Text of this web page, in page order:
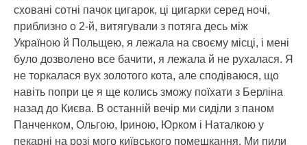
сховані сотні пачок цигарок, ці цигарки серед ночі,
приблизно о 2-й, витягували з потяга десь між
Україною й Польщею, я лежала на своєму місці, і мені
було дозволено все бачити, я лежала й не рухалася. Я
не торкалася вух золотого кота, але сподіваюся, що
навіть попри це я ще колись зможу поїхати з Берліна
назад до Києва. В останній вечір ми сиділи з паном
Панченком, Ольгою, Іриною, Юрком і Наталкою у
пекарні на розі мого київського помешкання. Ми пили